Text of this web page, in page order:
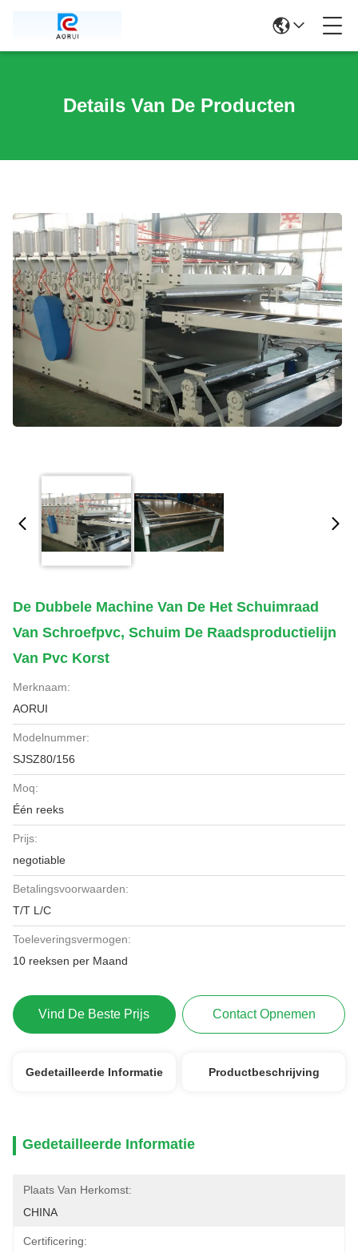
Details Van De Producten
De Dubbele Machine Van De Het Schuimraad
Van Schroefpvc, Schuim De Raadsproductielijn
Van Pvc Korst
Merknaam:
AORUI
Modelnummer:
SJSZ80/156
Moq:
Één reeks
Prijs:
negotiable
Betalingsvoorwaarden:
T/T L/C
Toeleveringsvermogen:
10 reeksen per Maand
Vind De Beste Prijs Contact Opnemen
Gedetailleerde Informatie Productbeschrijving
Gedetailleerde Informatie
Plaats Van Herkomst:
CHINA
Certificering: